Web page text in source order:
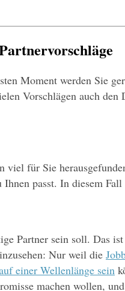
Moment werden Sie
Vorschlägen auch den
für Sie
passt. In diesem
Partner sein soll. Das
Nur weil die
einer Wellenlänge sein
machen wollen,